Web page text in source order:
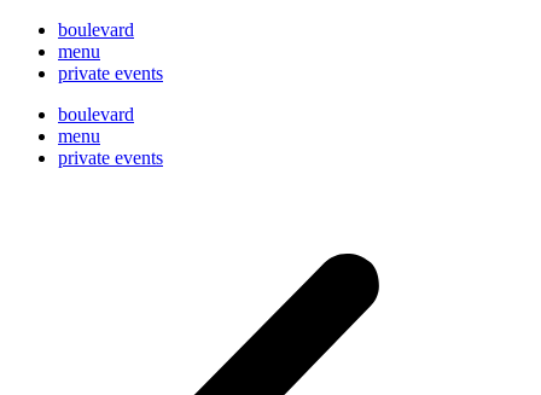
boulevard
menu
private events
boulevard
menu
private events